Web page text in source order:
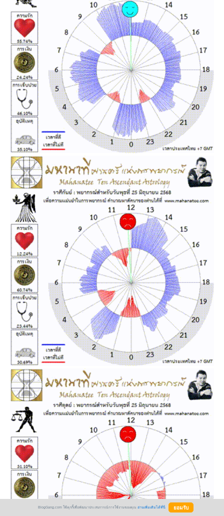
BlogGang.com ใช้คุกกี้เพื่อพัฒนาประสบการณ์การใช้งานของคุณ อ่านเพิ่มเติมได้ที่นี่